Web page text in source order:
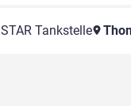
STAR Tankstelle